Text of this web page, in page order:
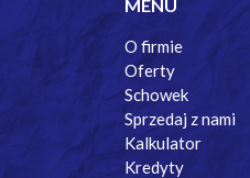
MENU
O firmie
Oferty
Schowek
Sprzedaj z nami
Kalkulator
Kredyty